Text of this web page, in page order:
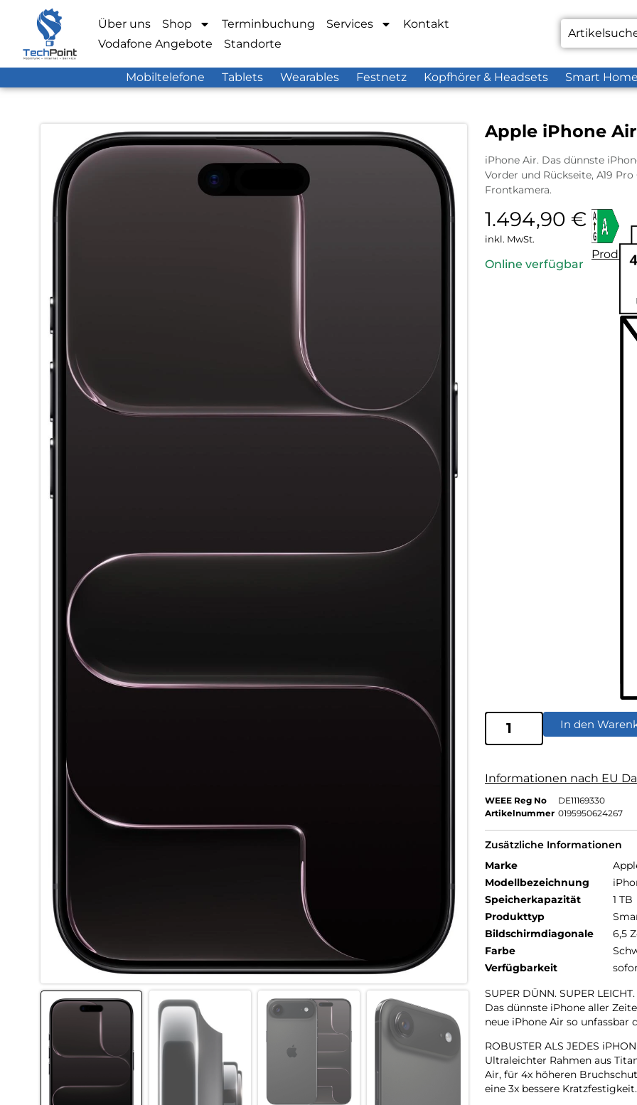
Über uns Shop Terminbuchung Services
Kontakt
Vodafone Angebote
Standorte
Mobiltelefone Tablets Wearables Festnetz Kopfhörer & Headsets Smart Home
Apple iPhone Air
iPhone Air. Das dünnste
Vorder und Rückseite, A19
Frontkamera.
1.494,90 €
inkl. MwSt.
Online verfügbar
In den
Informationen nach EU
WEEE Reg No
DE11169330
Artikelnummer 0195950624267
Zusätzliche Informationen
Marke
Modellbezeichnung
Speicherkapazität
1 TB
Produkttyp
Bildschirmdiagonale
6,5
Farbe
Verfügbarkeit
SUPER DÜNN. SUPER
Das dünnste iPhone aller
neue iPhone Air so unfassbar
ROBUSTER ALS JEDES
Ultraleichter Rahmen aus
Air, für 4x höheren
eine 3x bessere Kratzfestigkeit.